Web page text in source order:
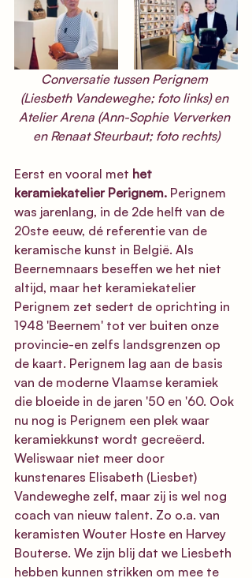
Conversatie tussen Perignem
(Liesbeth Vandeweghe; foto links) en
Atelier Arena (Ann-Sophie Ververken
en Renaat Steurbaut; foto rechts)
Eerst en vooral met het
keramiekatelier Perignem. Perignem
was jarenlang, in de 2de helft van de
20ste eeuw, dé referentie van de
keramische kunst in België. Als
Beernemnaars beseffen we het niet
altijd, maar het keramiekatelier
Perignem zet sedert de oprichting in
1948 'Beernem' tot ver buiten onze
provincie-en zelfs landsgrenzen op
de kaart. Perignem lag aan de basis
van de moderne Vlaamse keramiek
die bloeide in de jaren '50 en '60. Ook
nu nog is Perignem een plek waar
keramiekkunst wordt gecreëerd.
Weliswaar niet meer door
kunstenares Elisabeth (Liesbet)
Vandeweghe zelf, maar zij is wel nog
coach van nieuw talent. Zo o.a. van
keramisten Wouter Hoste en Harvey
Bouterse. We zijn blij dat we Liesbeth
hebben kunnen strikken om mee te